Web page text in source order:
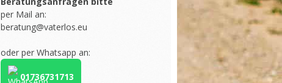
per Mail an:
beratung@vaterlos.eu
oder per Whatsapp an:
01736731713